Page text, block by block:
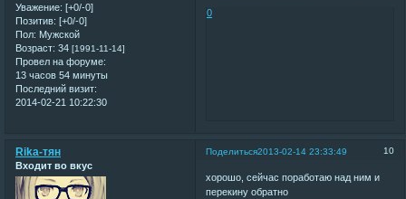
Уважение: [+0/-0]
Позитив: [+0/-0]
Пол: Мужской
Возраст: 34 [1991-11-14]
Провел на форуме:
13 часов 54 минуты
Последний визит:
2014-02-21 10:22:30
0
Поделиться 10
2013-02-14 23:33:49
Rika-тян
Входит во вкус
хорошо, сейчас поработаю над ним и
перекину обратно